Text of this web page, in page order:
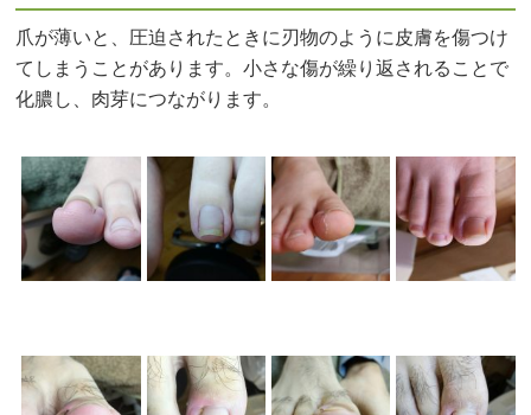
爪が薄いと、圧迫されたときに刃物のように皮膚を傷つけ
てしまうことがあります。小さな傷が繰り返されることで
化膿し、肉芽につながります。